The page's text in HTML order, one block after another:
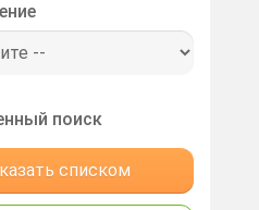
поиск
списком